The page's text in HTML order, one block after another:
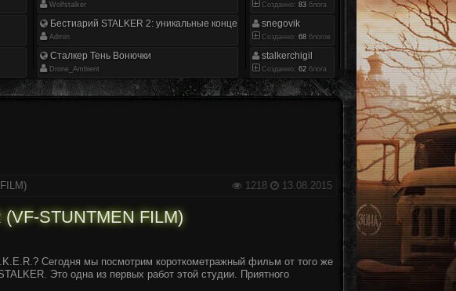
Wolfstalker
Бестиарий STALKER 2: уникальные концепт-арты
Аdmin
Сталкер Тень Вонючки
Drone_Ambient
Созданно: 83 блога
snegovik
Созданно: 68 блогов
stalkerchigil
Созданно: 62 блога
1218 13.08.2015
(VF-STUNTMEN FILM)
Сегодня мы посмотрим короткометражный фильм от того же
Это одна из первых работ этой студии. Приятного